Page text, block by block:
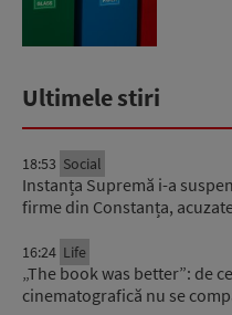
Ultimele stiri
18:53 Social
Instanța Supremă i-a
firme din Constanța,
16:24 Life
„The book was better”: de
cinematografică nu se